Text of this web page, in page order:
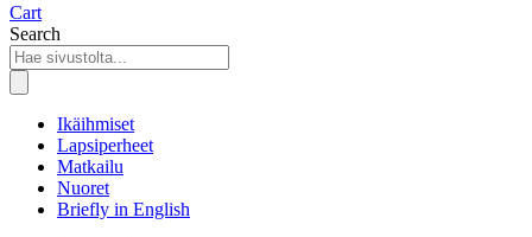
Cart
Search
Ikäihmiset
Lapsiperheet
Matkailu
Nuoret
Briefly in English